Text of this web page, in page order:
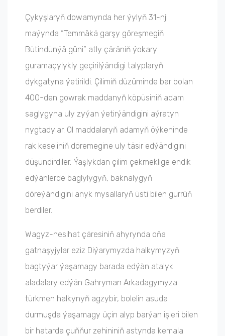
Çykyşlaryň dowamynda her ýylyň 31-nji
maýynda “Temmäkä garşy göreşmegiň
Bütindünýä güni” atly çäräniň ýokary
guramaçylykly geçirilýändigi talyplaryň
dykgatyna ýetirildi. Çilimiň düzüminde bar bolan
400-den gowrak maddanyň köpüsiniň adam
saglygyna uly zyýan ýetirýändigini aýratyn
nygtadylar. Ol maddalaryň adamyň öýkeninde
rak keseliniň döremegine uly täsir edýändigini
düşündirdiler. Ýaşlykdan çilim çekmeklige endik
edýänlerde baglylygyň, baknalygyň
döreýändigini anyk mysallaryň üsti bilen gürrüň
berdiler.
Wagyz-nesihat çäresiniň ahyrynda oňa
gatnaşyjylar eziz Diýarymyzda halkymyzyň
bagtyýar ýaşamagy barada edýän atalyk
aladalary edýän Gahryman Arkadagymyza
türkmen halkynyň agzybir, bolelin asuda
durmuşda ýaşamagy üçin alyp barýan işleri bilen
bir hatarda çuňňur zehininiň astynda kemala